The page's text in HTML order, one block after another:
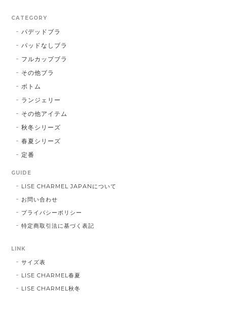
CATEGORY
パデッドブラ
パッドなしブラ
フルカップブラ
その他ブラ
ボトム
ランジェリー
その他アイテム
秋冬シリーズ
春夏シリーズ
定番
GUIDE
LISE CHARMEL JAPANについて
お問い合わせ
プライバシーポリシー
特定商取引法に基づく表記
LINK
サイズ表
LISE CHARMEL春夏
LISE CHARMEL秋冬